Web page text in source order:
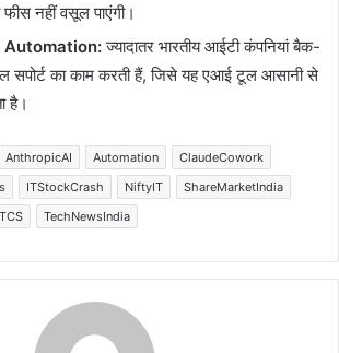
नहीं वसूल पाएंगी।
ज्यादातर भारतीय आईटी कंपनियां बैक-
का काम करती हैं, जिसे यह एआई टूल आसानी से
है।
AnthropicAI Automation
ClaudeCowork
ITStockCrash NiftyIT
ShareMarketIndia
TCS TechNewsIndia